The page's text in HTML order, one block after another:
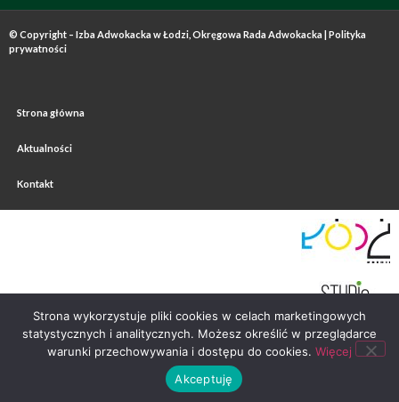
© Copyright – Izba Adwokacka w Łodzi, Okręgowa Rada Adwokacka | Polityka
prywatności
Strona główna
Aktualności
Kontakt
Strona wykorzystuje pliki cookies w celach marketingowych
statystycznych i analitycznych. Możesz określić w przeglądarce
warunki przechowywania i dostępu do cookies. Więcej
Akceptuję